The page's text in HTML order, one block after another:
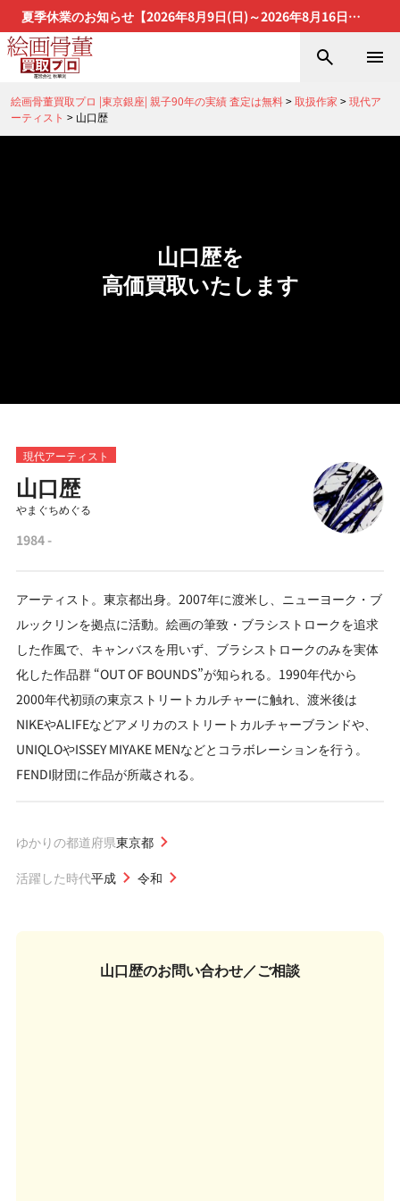
夏季休業のお知らせ【2026年8月9日(日)～2026年8月16日
(日)】
絵画骨董買取プロ |東京銀座| 親子90年の実績 査定は無料>取扱作家 >現代ア
ーティスト > 山口歴
山口歴を
高価買取いたします
現代アーティスト
山口歴
やまぐちめぐる
1984 -
アーティスト。東京都出身。2007年に渡米し、ニューヨーク・ブ
ルックリンを拠点に活動。絵画の筆致・ブラシストロークを追求
した作風で、キャンバスを用いず、ブラシストロークのみを実体
化した作品群 “OUT OF BOUNDS”が知られる。1990年代から
2000年代初頭の東京ストリートカルチャーに触れ、渡米後は
NIKEやALIFEなどアメリカのストリートカルチャーブランドや、
UNIQLOやISSEY MIYAKE MENなどとコラボレーションを行う。
FENDI財団に作品が所蔵される。
ゆかりの都道府県東京都
活躍した時代平成 令和
山口歴のお問い合わせ／ご相談